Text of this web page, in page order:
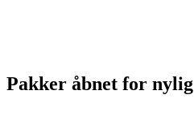
Pakker åbnet for nylig